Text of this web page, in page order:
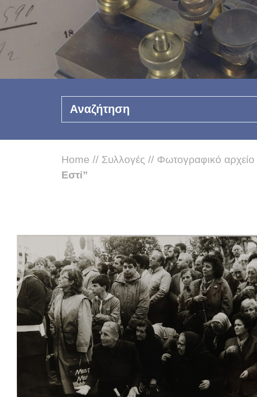
Αναζήτηση
Home // Συλλογές // Φωτογραφικό αρχείο
Εστί”